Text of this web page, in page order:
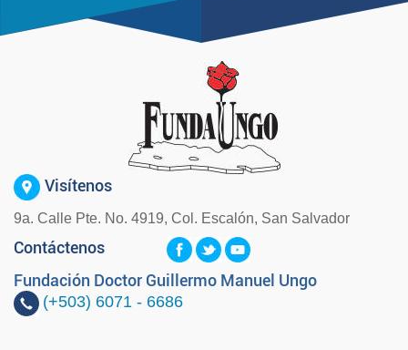
Visítenos
9a. Calle Pte. No. 4919, Col. Escalón, San Salvador
Contáctenos
Fundación Doctor Guillermo Manuel Ungo
(+503) 6071 - 6686